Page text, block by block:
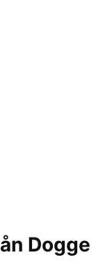
Dogge